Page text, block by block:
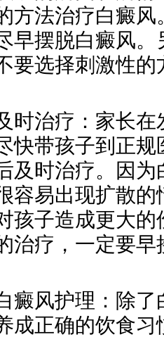
方法治疗白癜
早摆脱白癜风
要选择刺激性
治疗：家长在
快带孩子到正
及时治疗。因
容易出现扩散
孩子造成更大
治疗，一定要
风护理：除了
成正确的饮食